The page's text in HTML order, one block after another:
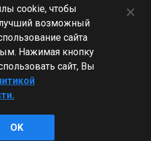
Стиль
cookie, чтобы
возможный
сайта
Нажимая кнопку
сайт, Вы
OK
×